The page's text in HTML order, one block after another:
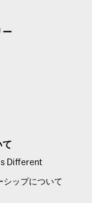
ー
て
Different
シップについて